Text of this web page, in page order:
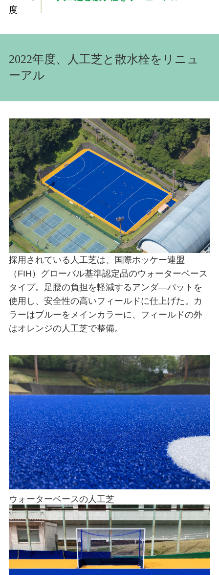
度
2022年度、人工芝と散水栓をリニュ
ーアル
採用されている人工芝は、国際ホッケー連盟
（FIH）グローバル基準認定品のウォーターベース
タイプ。足腰の負担を軽減するアンダ―パットを
使用し、安全性の高いフィールドに仕上げた。カ
ラーはブルーをメインカラーに、フィールドの外
はオレンジの人工芝で整備。
ウォーターベースの人工芝